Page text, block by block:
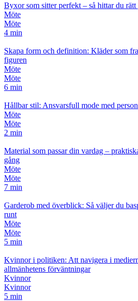
Byxor som sitter perfekt – så hittar du rätt
Möte
Möte
4 min
Skapa form och definition: Kläder som
figuren
Möte
Möte
6 min
Hållbar stil: Ansvarsfull mode med
Möte
Möte
2 min
Material som passar din vardag –
gång
Möte
Möte
7 min
Garderob med överblick: Så väljer du
runt
Möte
Möte
5 min
Kvinnor i politiken: Att navigera i
allmänhetens förväntningar
Kvinnor
Kvinnor
5 min